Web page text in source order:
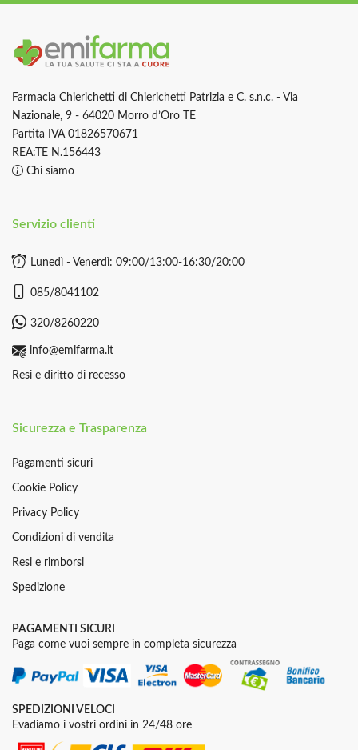
Farmacia Chierichetti di Chierichetti Patrizia e C. s.n.c. - Via
Nazionale, 9 - 64020 Morro d’Oro TE
Partita IVA 01826570671
REA:TE N.156443
Chi siamo
Servizio clienti
Lunedì - Venerdì: 09:00/13:00-16:30/20:00
085/8041102
320/8260220
info@emifarma.it
Resi e diritto di recesso
Sicurezza e Trasparenza
Pagamenti sicuri
Cookie Policy
Privacy Policy
Condizioni di vendita
Resi e rimborsi
Spedizione
PAGAMENTI SICURI
Paga come vuoi sempre in completa sicurezza
SPEDIZIONI VELOCI
Evadiamo i vostri ordini in 24/48 ore